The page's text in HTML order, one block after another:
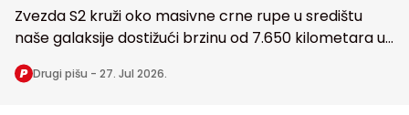
Zvezda S2 kruži oko masivne crne rupe u središtu
naše galaksije dostižući brzinu od 7.650 kilometara u
sekundi
Drugi pišu - 27. Jul 2026.